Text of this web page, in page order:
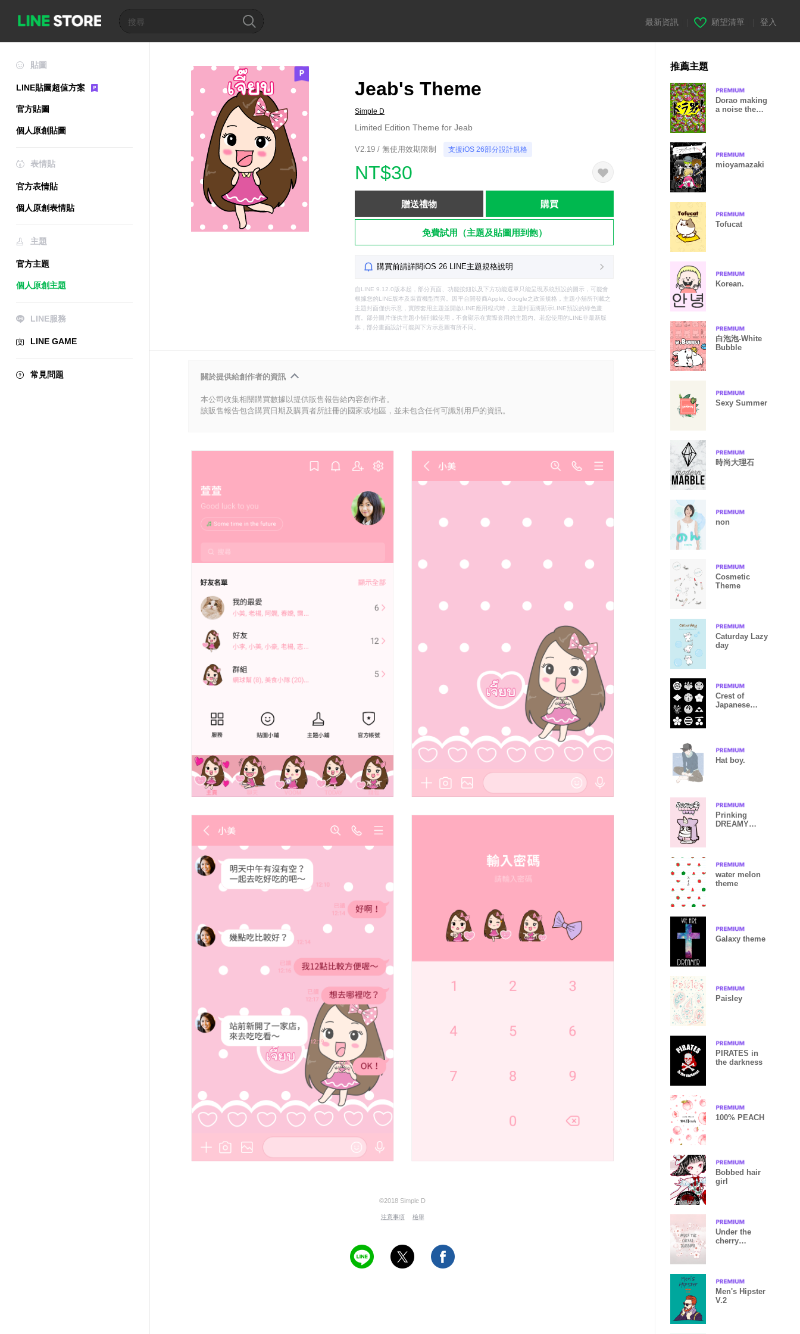
最新資訊 願望清單 登入
貼圖
LINE貼圖超值方案
官方貼圖
個人原創貼圖
表情貼
官方表情貼
個人原創表情貼
主題
官方主題
個人原創主題
LINE服務
LINE GAME
常見問題
Jeab's Theme
Simple D
Limited Edition Theme for Jeab
V2.19 / 無使用效期限制 支援iOS 26部分設計規格
NT$30
贈送禮物 購買
免費試用（主題及貼圖用到飽）
購買前請詳閱iOS 26 LINE主題規格說明
自LINE 9.12.0版本起，部分頁面、功能按鈕以及下方功能選單只能呈現系統預設的圖示，可能會
根據您的LINE版本及裝置機型而異。因平台開發商Apple, Google之政策規格，主題小舖所刊載之
主題封面僅供示意，實際套用主題並開啟LINE應用程式時，主題封面將顯示LINE預設的綠色畫
面。部分圖片僅供主題小舖刊載使用，不會顯示在實際套用的主題內。若您使用的LINE非最新版
本，部分畫面設計可能與下方示意圖有所不同。
關於提供給創作者的資訊
本公司收集相關購買數據以提供販售報告給內容創作者。
該販售報告包含購買日期及購買者所註冊的國家或地區，並未包含任何可識別用戶的資訊。
©2018 Simple D
注意事項 檢舉
推薦主題
Dorao making
a noise theme
mioyamazaki
Tofucat
Korean.
白泡泡-White
Bubble
Sexy Summer
時尚大理石
non
Cosmetic
Theme
Caturday Lazy
day
Crest of
Japanese
Hat boy.
Prinking
DREAMY
water melon
theme
Galaxy theme
Paisley
PIRATES in
the darkness
100% PEACH
Bobbed hair
girl
Under the
cherry
Men's Hipster
V.2